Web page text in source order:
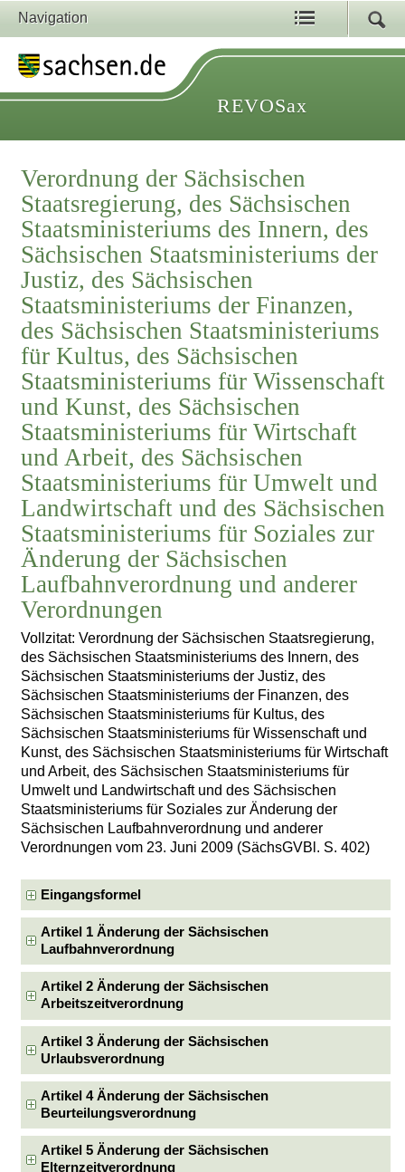
Navigation
REVOSax
Verordnung der Sächsischen
Staatsregierung, des Sächsischen
Staatsministeriums des Innern, des
Sächsischen Staatsministeriums der
Justiz, des Sächsischen
Staatsministeriums der Finanzen,
des Sächsischen Staatsministeriums
für Kultus, des Sächsischen
Staatsministeriums für Wissenschaft
und Kunst, des Sächsischen
Staatsministeriums für Wirtschaft
und Arbeit, des Sächsischen
Staatsministeriums für Umwelt und
Landwirtschaft und des Sächsischen
Staatsministeriums für Soziales zur
Änderung der Sächsischen
Laufbahnverordnung und anderer
Verordnungen
Vollzitat: Verordnung der Sächsischen Staatsregierung,
des Sächsischen Staatsministeriums des Innern, des
Sächsischen Staatsministeriums der Justiz, des
Sächsischen Staatsministeriums der Finanzen, des
Sächsischen Staatsministeriums für Kultus, des
Sächsischen Staatsministeriums für Wissenschaft und
Kunst, des Sächsischen Staatsministeriums für Wirtschaft
und Arbeit, des Sächsischen Staatsministeriums für
Umwelt und Landwirtschaft und des Sächsischen
Staatsministeriums für Soziales zur Änderung der
Sächsischen Laufbahnverordnung und anderer
Verordnungen vom 23. Juni 2009 (SächsGVBl. S. 402)
Eingangsformel
Artikel 1 Änderung der Sächsischen
Laufbahnverordnung
Artikel 2 Änderung der Sächsischen
Arbeitszeitverordnung
Artikel 3 Änderung der Sächsischen
Urlaubsverordnung
Artikel 4 Änderung der Sächsischen
Beurteilungsverordnung
Artikel 5 Änderung der Sächsischen
Elternzeitverordnung